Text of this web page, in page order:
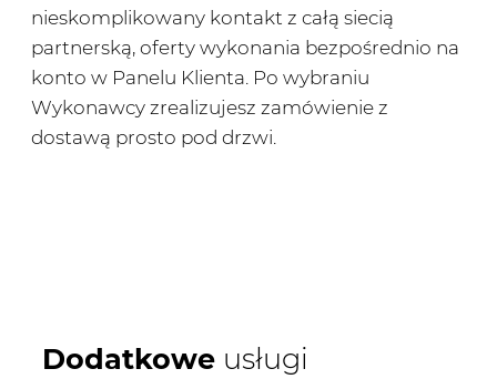
nieskomplikowany kontakt z całą siecią
partnerską, oferty wykonania bezpośrednio na
konto w Panelu Klienta. Po wybraniu
Wykonawcy zrealizujesz zamówienie z
dostawą prosto pod drzwi.
Dodatkowe usługi